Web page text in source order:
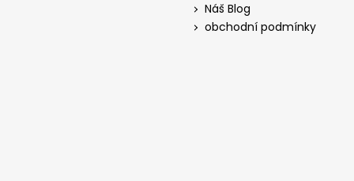
Náš Blog
obchodní podmínky